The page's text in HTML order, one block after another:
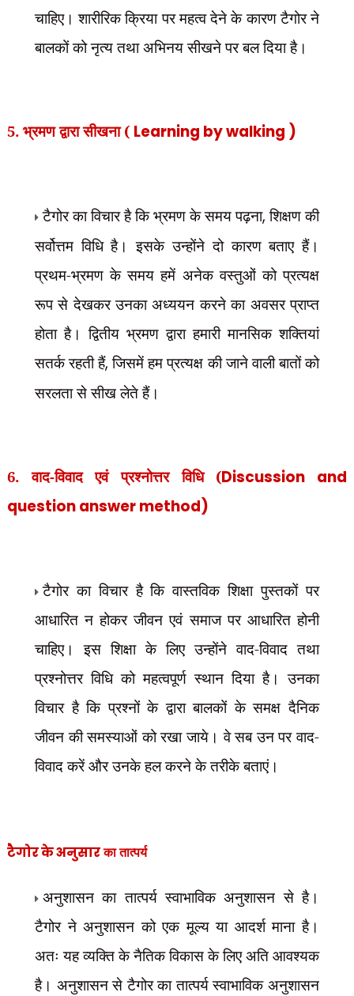
चाहिए। शारीरिक क्रिया पर महत्व देने के कारण टैगोर ने
बालकों को नृत्य तथा अभिनय सीखने पर बल दिया है।
5. भ्रमण द्वारा सीखना ( Learning by walking )
टैगोर का विचार है कि भ्रमण के समय पढ़ना,शिक्षण की
सर्वोत्तम विधि है। इसके उन्होंने दो कारण बताए हैं।
प्रथम-भ्रमण के समय हमें अनेक वस्तुओं को प्रत्यक्ष
रूप से देखकर उनका अध्ययन करने का अवसर प्राप्त
होता है। द्वितीय भ्रमण द्वारा हमारी मानसिक शक्तियां
सतर्क रहती हैं,जिसमें हम प्रत्यक्ष की जाने वाली बातों को
सरलता से सीख लेते हैं।
6. वाद-विवाद एवं प्रश्नोत्तर विधि (Discussion and
question answer method)
टैगोर का विचार है कि वास्तविक शिक्षा पुस्तकों पर
आधारित न होकर जीवन एवं समाज पर आधारित होनी
चाहिए। इस शिक्षा के लिए उन्होंने वाद-विवाद तथा
प्रश्नोत्तर विधि को महत्वपूर्ण स्थान दिया है। उनका
विचार है कि प्रश्नों के द्वारा बालकों के समक्ष दैनिक
जीवन की समस्याओं को रखा जाये। वे सब उन पर वाद-
विवाद करें और उनके हल करने के तरीके बताएं।
टैगोर के अनुसारका तात्पर्य
अनुशासन का तात्पर्य स्वाभाविक अनुशासन से है।
टैगोर ने अनुशासन को एक मूल्य या आदर्श माना है।
अतः यह व्यक्ति के नैतिक विकास के लिए अति आवश्यक
है। अनुशासन से टैगोर कातात्पर्य स्वाभाविक अनुशासन